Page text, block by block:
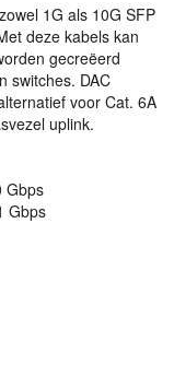
1G als 10G SFP
deze kabels kan
gecreëerd
switches. DAC
voor Cat. 6A
uplink.
Gbps
Gbps